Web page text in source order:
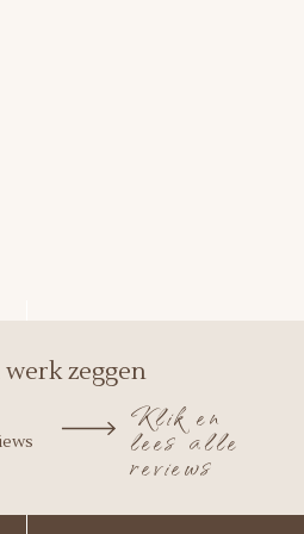
zeggen
Klik en
lees alle
reviews